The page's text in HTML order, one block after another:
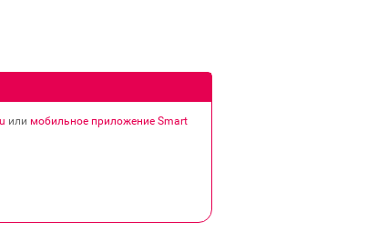
или мобильное приложение Smart